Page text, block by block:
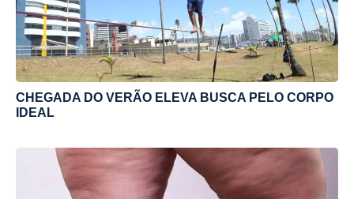
CHEGADA DO VERÃO ELEVA BUSCA PELO CORPO
IDEAL